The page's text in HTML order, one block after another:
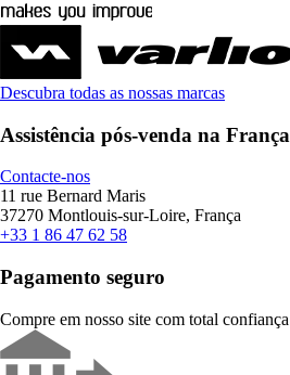
Descubra todas as nossas marcas
Assistência pós-venda na França
Contacte-nos
11 rue Bernard Maris
37270 Montlouis-sur-Loire, França
+33 1 86 47 62 58
Pagamento seguro
Compre em nosso site com total confiança